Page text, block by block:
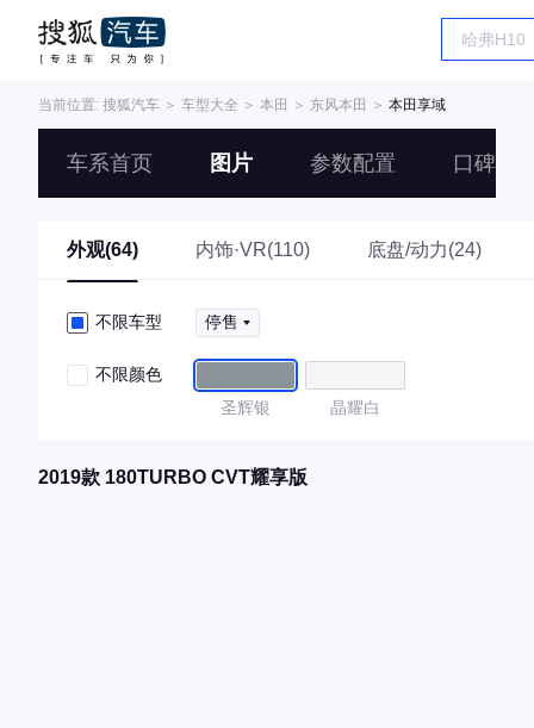
当前位置: 搜狐汽车 ＞ 车型大全 ＞ 本田 ＞ 东风本田 ＞ 本田享域
车系首页 图片 参数配置 口碑
外观(64) 内饰·VR(110) 底盘/动力(24)
不限车型 停售
不限颜色
圣辉银
晶耀白
2019款 180TURBO CVT耀享版